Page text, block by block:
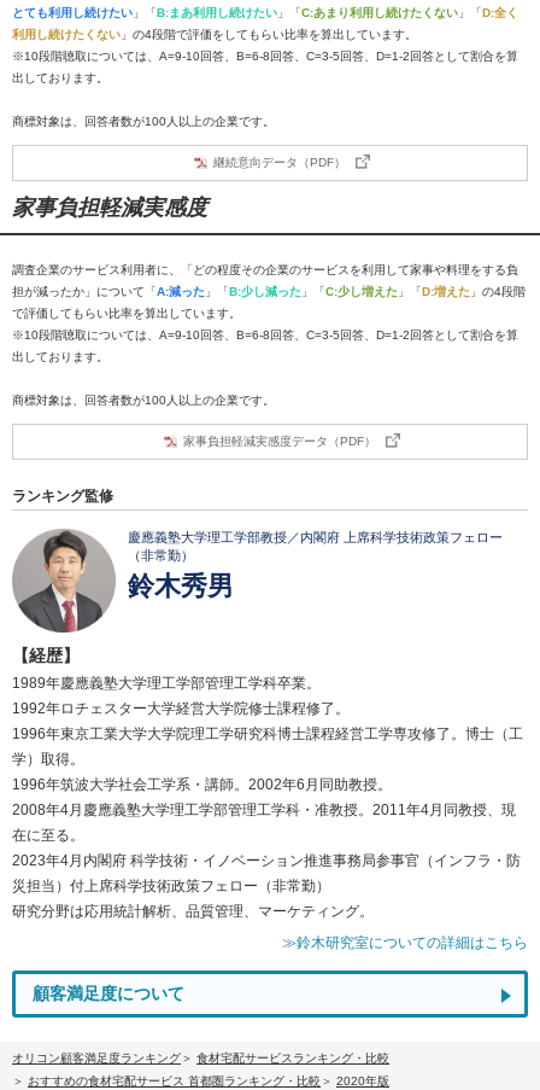
とても利用し続けたい 」「B:まあ利用し続けたい 」「C:あまり利用し続けたくない 」「D:全く
利用し続けたくない 」の4段階で評価をしてもらい比率を算出しています。
※10段階聴取については、A=9-10回答、B=6-8回答、C=3-5回答、D=1-2回答として割合を算
出しております。
商標対象は、回答者数が100人以上の企業です。
継続意向データ（PDF）
家事負担軽減実感度
調査企業のサービス利用者に、「どの程度その企業のサービスを利用して家事や料理をする負
担が減ったか」について「A:減った 」「B:少し減った 」「C:少し増えた 」「D:増えた 」の4段階
で評価してもらい比率を算出しています。
※10段階聴取については、A=9-10回答、B=6-8回答、C=3-5回答、D=1-2回答として割合を算
出しております。
商標対象は、回答者数が100人以上の企業です。
家事負担軽減実感度データ（PDF）
ランキング監修
慶應義塾大学理工学部教授／内閣府 上席科学技術政策フェロー
（非常勤）
鈴木秀男
【経歴】
1989年慶應義塾大学理工学部管理工学科卒業。
1992年ロチェスター大学経営大学院修士課程修了。
1996年東京工業大学大学院理工学研究科博士課程経営工学専攻修了。博士（工
学）取得。
1996年筑波大学社会工学系・講師。2002年6月同助教授。
2008年4月慶應義塾大学理工学部管理工学科・准教授。2011年4月同教授、現
在に至る。
2023年4月内閣府 科学技術・イノベーション推進事務局参事官（インフラ・防
災担当）付上席科学技術政策フェロー（非常勤）
研究分野は応用統計解析、品質管理、マーケティング。
≫鈴木研究室についての詳細はこちら
顧客満足度について
オリコン顧客満足度ランキング
食材宅配サービスランキング・比較
おすすめの食材宅配サービス 首都圏ランキング・比較
2020年版